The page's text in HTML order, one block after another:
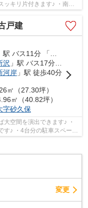
ッキリ片付きます♪ ・南道
戸建
駅 バス11分 「中福」 停歩10分
沢 」駅 バス17分 「中福」 停歩10分
河岸」駅 徒歩40分
㎡（27.30坪）
㎡（40.82坪）
字砂久保
大空間を演出できます♪ ・
す♪ ・4台分の駐車スペー
変更